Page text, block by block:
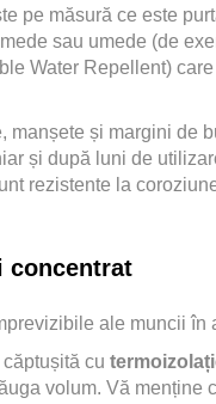
pe măsură ce este
sau umede (de
Water Repellent)
manșete și margini de
și după luni de
rezistente la
concentrat
ale muncii în
cu
volum. Vă menține